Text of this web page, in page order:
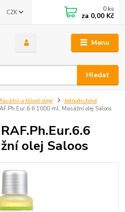
Menu
CZK
Hledat
0 ks
za 0,00 Kč
a tělové oleje
Jednodruhové
1000 ml, Masážní olej Saloos
olej Saloos